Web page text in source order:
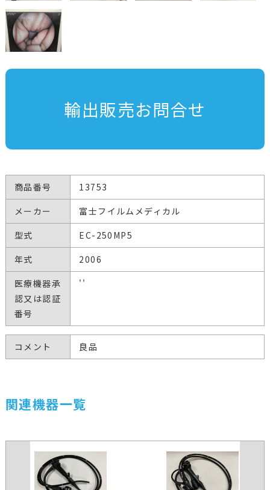
輸出販売お問合せ
商品番号
13753
メーカー
富士フイルムメディカル
型式
EC-250MP5
年式
2006
医療機器承
認又は認証
番号
''
コメント 良品
関連機器一覧